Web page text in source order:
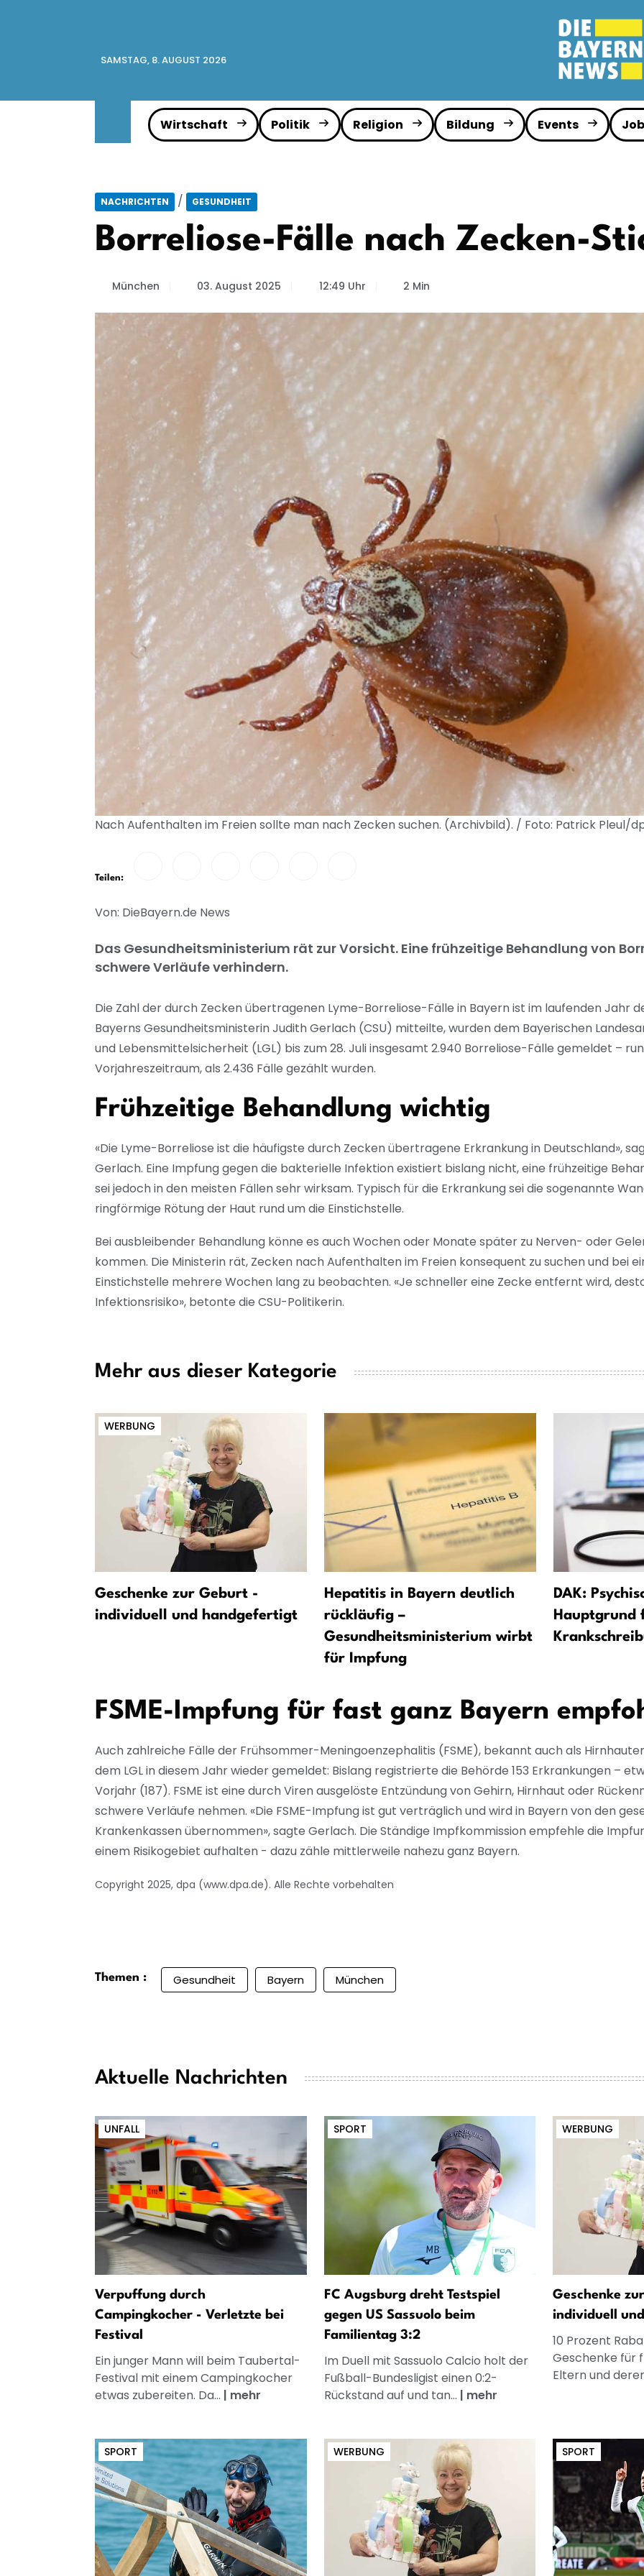
SAMSTAG, 8. AUGUST 2026
Wirtschaft Politik Religion Bildung Events
NACHRICHTEN / GESUNDHEIT
Borreliose-Fälle nach Zecken-
München 03. August 2025 12:49 Uhr 2 Min
Nach Aufenthalten im Freien sollte man nach Zecken suchen. (Archivbild). / Foto: Patrick Pleul/
Teilen:
Von: DieBayern.de News
Das Gesundheitsministerium rät zur Vorsicht. Eine frühzeitige Behandlung von
schwere Verläufe verhindern.
Die Zahl der durch Zecken übertragenen Lyme-Borreliose-Fälle in Bayern ist im laufenden Jahr
Bayerns Gesundheitsministerin Judith Gerlach (CSU) mitteilte, wurden dem Bayerischen
und Lebensmittelsicherheit (LGL) bis zum 28. Juli insgesamt 2.940 Borreliose-Fälle gemeldet –
Vorjahreszeitraum, als 2.436 Fälle gezählt wurden.
Frühzeitige Behandlung wichtig
«Die Lyme-Borreliose ist die häufigste durch Zecken übertragene Erkrankung in Deutschland»,
Gerlach. Eine Impfung gegen die bakterielle Infektion existiert bislang nicht, eine frühzeitige
sei jedoch in den meisten Fällen sehr wirksam. Typisch für die Erkrankung sei die sogenannte
ringförmige Rötung der Haut rund um die Einstichstelle.
Bei ausbleibender Behandlung könne es auch Wochen oder Monate später zu Nerven- oder
kommen. Die Ministerin rät, Zecken nach Aufenthalten im Freien konsequent zu suchen und bei
Einstichstelle mehrere Wochen lang zu beobachten. «Je schneller eine Zecke entfernt wird,
Infektionsrisiko», betonte die CSU-Politikerin.
Mehr aus dieser Kategorie
WERBUNG
Geschenke zur Geburt -
individuell und handgefertigt
Hepatitis in Bayern deutlich
rückläufig –
Gesundheitsministerium wirbt
für Impfung
DAK:
Hauptgrund
FSME-Impfung für fast ganz Bayern
Auch zahlreiche Fälle der Frühsommer-Meningoenzephalitis (FSME), bekannt auch als
dem LGL in diesem Jahr wieder gemeldet: Bislang registrierte die Behörde 153 Erkrankungen –
Vorjahr (187). FSME ist eine durch Viren ausgelöste Entzündung von Gehirn, Hirnhaut oder
schwere Verläufe nehmen. «Die FSME-Impfung ist gut verträglich und wird in Bayern von den
Krankenkassen übernommen», sagte Gerlach. Die Ständige Impfkommission empfehle die
einem Risikogebiet aufhalten - dazu zähle mittlerweile nahezu ganz Bayern.
Copyright 2025, dpa (www.dpa.de). Alle Rechte vorbehalten
Themen : Gesundheit Bayern München
Aktuelle Nachrichten
UNFALL
Verpuffung durch
Campingkocher - Verletzte bei
Festival
Ein junger Mann will beim Taubertal-
Festival mit einem Campingkocher
etwas zubereiten. Da... | mehr
SPORT
FC Augsburg dreht Testspiel
gegen US Sassuolo beim
Familientag 3:2
Im Duell mit Sassuolo Calcio holt der
Fußball-Bundesligist einen 0:2-
Rückstand auf und tan... | mehr
WERBUNG
Geschenke
individuell
10 Prozent
Geschenke für
Eltern und
SPORT WERBUNG SPORT